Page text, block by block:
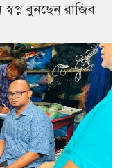
বুনছেন রাজিব